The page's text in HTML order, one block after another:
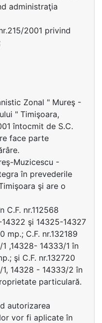
administraţia
2001 privind
Zonal " Mureş -
" Timişoara,
întocmit de S.C.
face parte
Muzicescu -
în prevederile
şi are o
C.F. nr.112568
şi 14325-14327
C.F. nr.132189
,14328- 14333/1 în
şi C.F. nr.132720
14328 - 14333/2 în
particulară.
autorizarea
vor fi aplicate în